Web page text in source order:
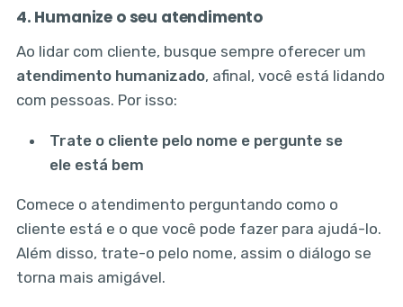
4. Humanize o seu atendimento
Ao lidar com cliente, busque sempre oferecer um
atendimento humanizado, afinal, você está lidando
com pessoas. Por isso:
Trate o cliente pelo nome e pergunte se
ele está bem
Comece o atendimento perguntando como o
cliente está e o que você pode fazer para ajudá-lo.
Além disso, trate-o pelo nome, assim o diálogo se
torna mais amigável.